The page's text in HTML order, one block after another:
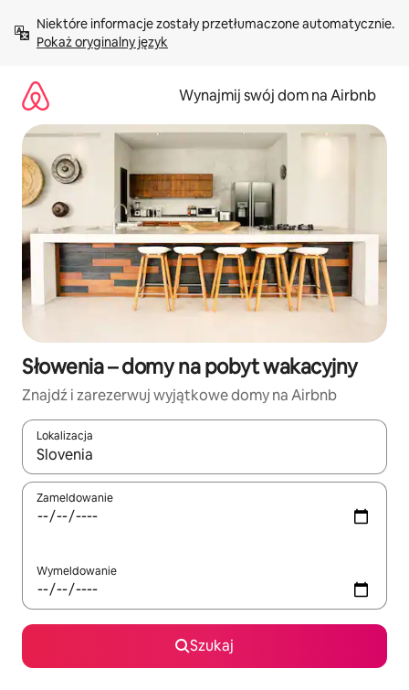
treści Pokaż oryginalny język
Wynajmij swój dom na Airbnb
Słowenia – domy na pobyt wakacyjny
Znajdź i zarezerwuj wyjątkowe domy na Airbnb
Lokalizacja
Gdy wyniki będą dostępne, możesz poruszać się po nich za
Zameldowanie
Wymeldowanie
Szukaj